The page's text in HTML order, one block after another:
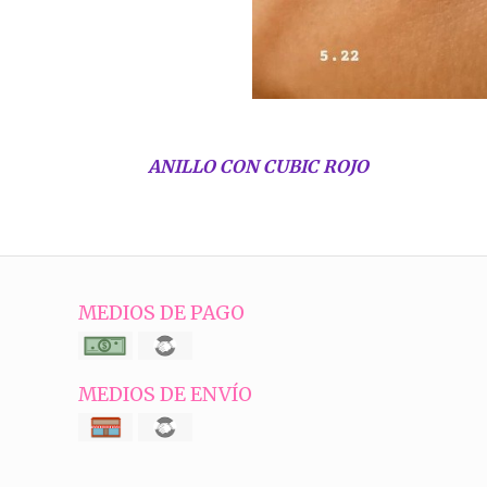
ANILLO CON CUBIC ROJO
MEDIOS DE PAGO
MEDIOS DE ENVÍO